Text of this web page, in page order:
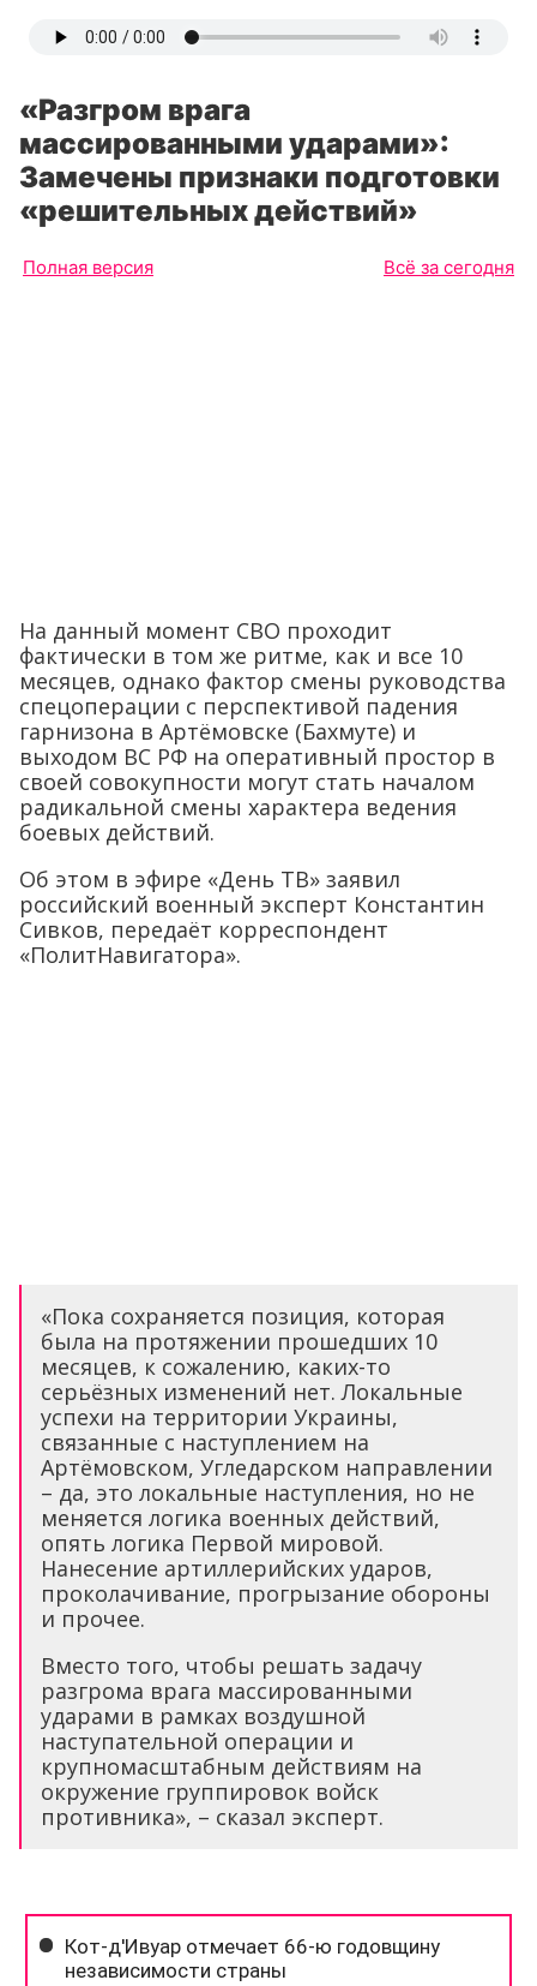
«Разгром врага
массированными ударами»:
Замечены признаки подготовки
«решительных действий»
Полная версия Всё за сегодня
На данный момент СВО проходит
фактически в том же ритме, как и все 10
месяцев, однако фактор смены руководства
спецоперации с перспективой падения
гарнизона в Артёмовске (Бахмуте) и
выходом ВС РФ на оперативный простор в
своей совокупности могут стать началом
радикальной смены характера ведения
боевых действий.
Об этом в эфире «День ТВ» заявил
российский военный эксперт Константин
Сивков, передаёт корреспондент
«ПолитНавигатора».
«Пока сохраняется позиция, которая
была на протяжении прошедших 10
месяцев, к сожалению, каких-то
серьёзных изменений нет. Локальные
успехи на территории Украины,
связанные с наступлением на
Артёмовском, Угледарском направлении
– да, это локальные наступления, но не
меняется логика военных действий,
опять логика Первой мировой.
Нанесение артиллерийских ударов,
проколачивание, прогрызание обороны
и прочее.
Вместо того, чтобы решать задачу
разгрома врага массированными
ударами в рамках воздушной
наступательной операции и
крупномасштабным действиям на
окружение группировок войск
противника», – сказал эксперт.